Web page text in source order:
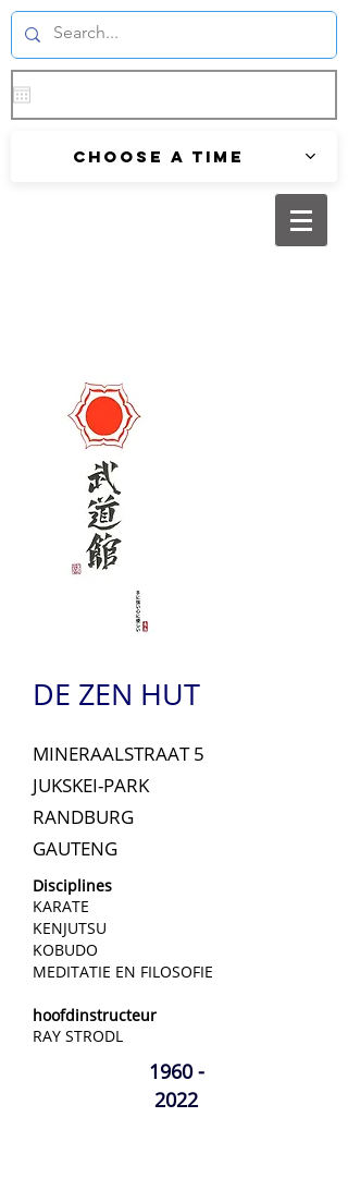
Choose a time
DE ZEN HUT
MINERAALSTRAAT 5
JUKSKEI-PARK
RANDBURG
GAUTENG
Disciplines
KARATE
KENJUTSU
KOBUDO
MEDITATIE EN FILOSOFIE
hoofdinstructeur
RAY STRODL
1960 -
2022